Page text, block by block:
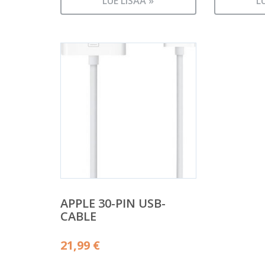
APPLE 30-PIN USB-
CABLE
21,99 €